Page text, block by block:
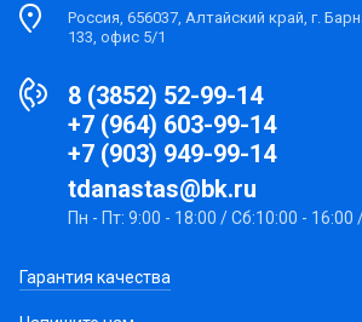
Россия, 656037, Алтайский край, г.
133, офис 5/1
8 (3852) 52-99-14
+7 (964) 603-99-14
+7 (903) 949-99-14
tdanastas@bk.ru
Пн - Пт: 9:00 - 18:00 / Сб:10:00 -
Гарантия качества